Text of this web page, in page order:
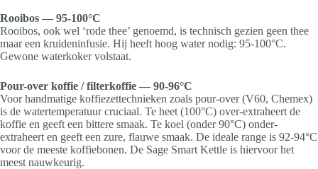
Rooibos — 95-100°C
Rooibos, ook wel ‘rode thee’ genoemd, is technisch gezien geen thee
maar een kruideninfusie. Hij heeft hoog water nodig: 95-100°C.
Gewone waterkoker volstaat.
Pour-over koffie / filterkoffie — 90-96°C
Voor handmatige koffiezettechnieken zoals pour-over (V60, Chemex)
is de watertemperatuur cruciaal. Te heet (100°C) over-extraheert de
koffie en geeft een bittere smaak. Te koel (onder 90°C) onder-
extraheert en geeft een zure, flauwe smaak. De ideale range is 92-94°C
voor de meeste koffiebonen. De Sage Smart Kettle is hiervoor het
meest nauwkeurig.